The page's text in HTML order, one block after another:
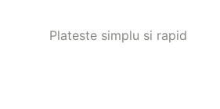
Plateste simplu si rapid